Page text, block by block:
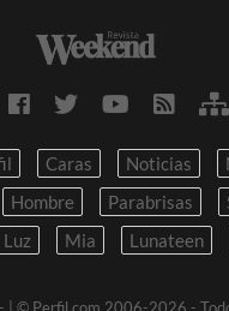
Caras Noticias
Hombre Parabrisas
Luz Mia Lunateen
| © Perfil.com 2006-2026 -